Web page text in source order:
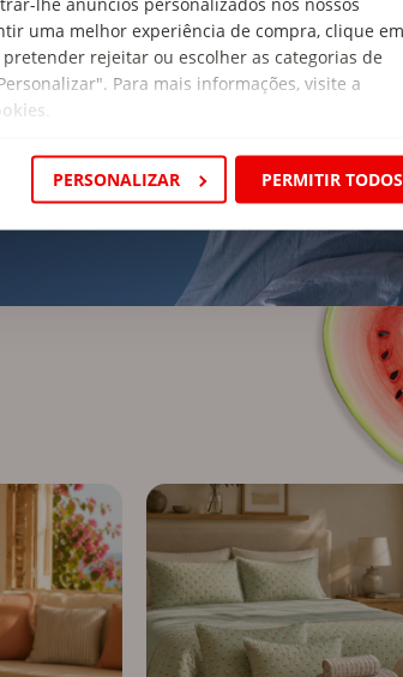
uma melhor experiência de compra, clique em
rejeitar ou escolher as categorias de
Para mais informações, visite a
PERSONALIZAR PERMITIR TODOS